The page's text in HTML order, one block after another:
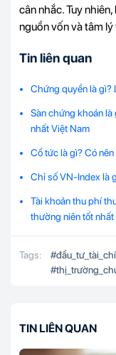
cân nhắc. Tuy
nguồn vốn và tâm
Tin liên quan
Chứng quyền là gì?
Sàn chứng khoán
nhất Việt Nam
Cổ tức là gì? Có
Chỉ số VN-Index là
Tài khoản thu phí
thường niên tốt nhất
Tags: #
#
TIN LIÊN QUAN